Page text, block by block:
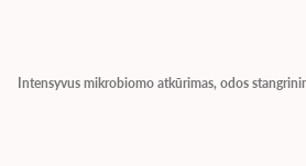
Intensyvus mikrobiomo atkūrimas, odos